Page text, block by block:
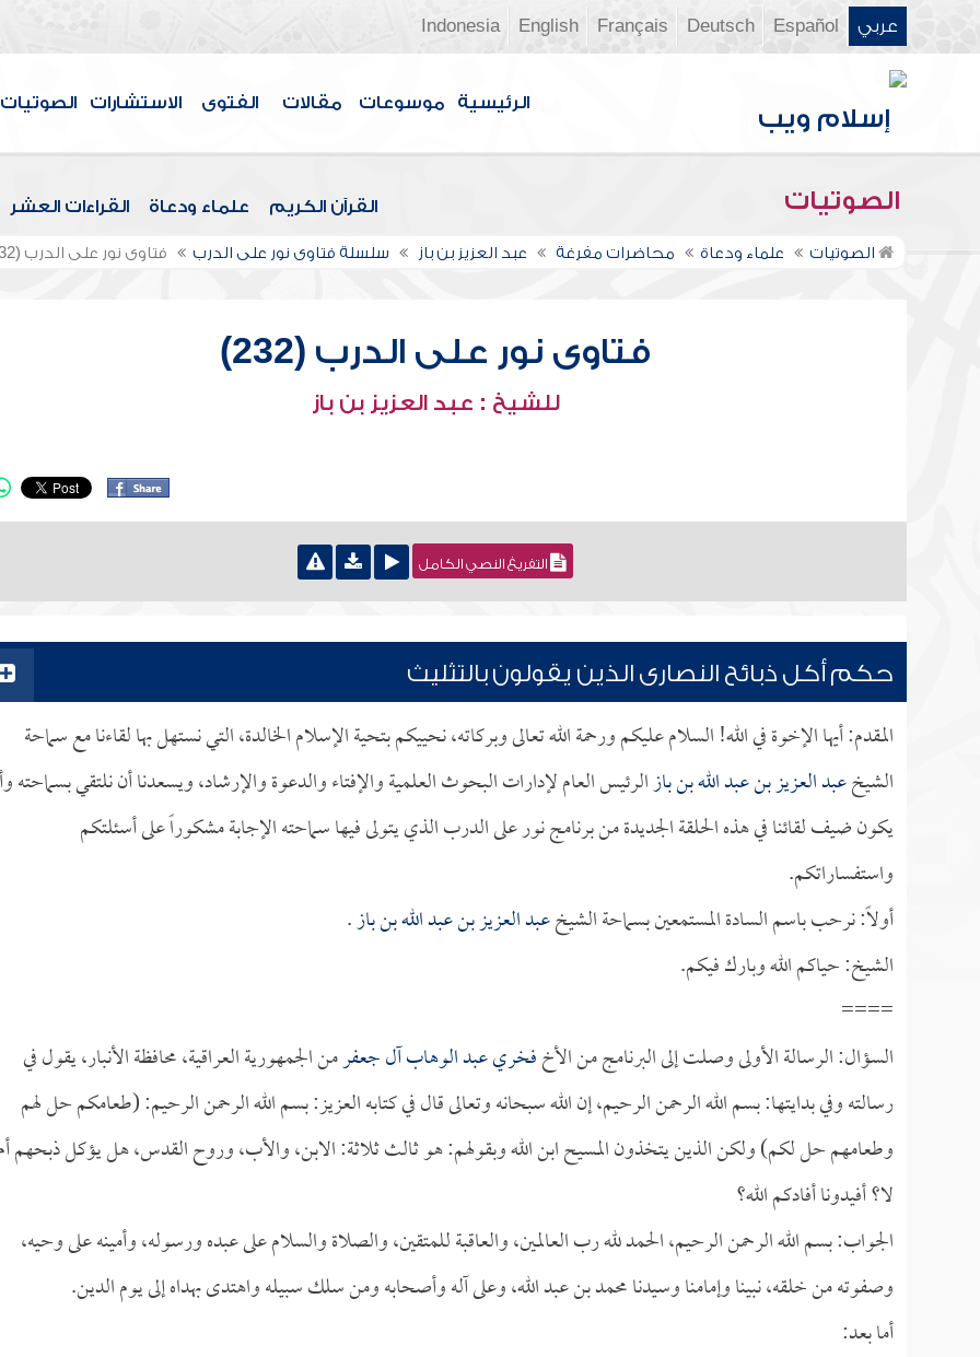
عربي Español
Deutsch
Français
English
Indonesia
الرئيسية موسوعات مقالات الفتوى الاستشارات الصوتيات
الصوتيات القرآن الكريم علماء ودعاة القراءات العشر
الصوتيات علماء ودعاة محاضرات مفرغة عبد العزيز بن باز سلسلة فتاوى نور على الدرب فتاوى نور على الدرب (232)
فتاوى نور على الدرب (232)
للشيخ : عبد العزيز بن باز
التفريغ النصي الكامل
حكم أكل ذبائح النصارى الذين يقولون بالتثليث
المقدم: أيها الإخوة في الله! السلام عليكم ورحمة الله تعالى وبركاته، نحييكم بتحية الإسلام الخالدة، التي نستهل بها لقاءنا مع سماحة
الشيخعبد العزيز بن عبد الله بن بازالرئيس العام لإدارات البحوث العلمية والإفتاء والدعوة والإرشاد، ويسعدنا أن نلتقي بسماحته
يكون ضيف لقائنا في هذه الحلقة الجديدة من برنامج نور على الدرب الذي يتولى فيها سماحته الإجابة مشكوراً على أسئلتكم
واستفساراتكم.
أولاً: نرحب باسم السادة المستمعين بسماحة الشيخعبد العزيز بن عبد الله بن باز.
الشيخ: حياكم الله وبارك فيكم.
====
السؤال: الرسالة الأولى وصلت إلى البرنامج من الأخفخري عبد الوهاب آل جعفرمن الجمهورية العراقية، محافظة الأنبار، يقول في
رسالته وفي بدايتها: بسم الله الرحمن الرحيم، إن الله سبحانه وتعالى قال في كتابه العزيز: بسم الله الرحمن الرحيم: (طعامكم حل لهم
وطعامهم حل لكم) ولكن الذين يتخذون المسيح ابن الله وبقولهم: هو ثالث ثلاثة: الابن، والأب، وروح القدس، هل يؤكل ذبحهم
لا؟ أفيدونا أفادكم الله؟
الجواب: بسم الله الرحمن الرحيم، الحمد لله رب العالمين، والعاقبة للمتقين، والصلاة والسلام على عبده ورسوله، وأمينه على وحيه،
وصفوته من خلقه، نبينا وإمامنا وسيدنا محمد بن عبد الله، وعلى آله وأصحابه ومن سلك سبيله واهتدى بهداه إلى يوم الدين.
أما بعد: